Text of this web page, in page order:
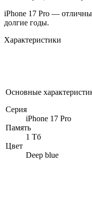
iPhone 17 Pro —
долгие годы.
Характеристики
Основные
Серия
iPhone 17 Pro
Память
1 Тб
Цвет
Deep blue